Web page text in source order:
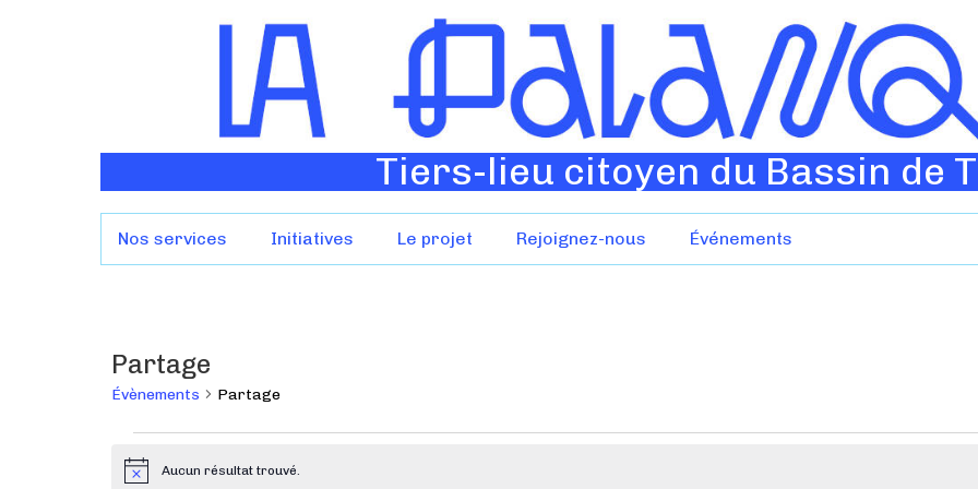
Tiers-lieu citoyen du Bassin de
Nos services Initiatives Le projet Rejoignez-nous Événements
Partage
Évènements Partage
Aucun résultat trouvé.